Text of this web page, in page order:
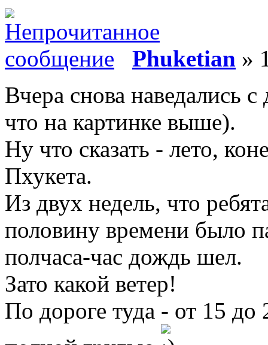
Phuketian »
Вчера снова наведались
что на картинке выше).
Ну что сказать - лето,
Пхукета.
Из двух недель, что
половину времени было
полчаса-час дождь шел.
Зато какой ветер!
По дороге туда - от 15